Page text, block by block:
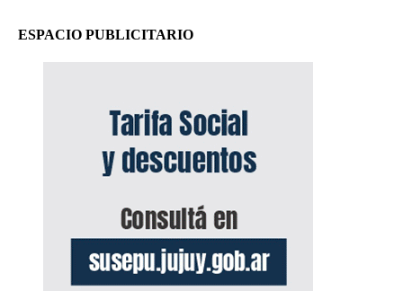
ESPACIO PUBLICITARIO